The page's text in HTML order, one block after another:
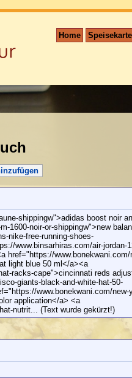
Home Speisekarte
shippingw">adidas boost noir
1600-noir-or-shippingw">new
nike-free-running-shoes-
www.binsarhiras.com/air-jordan-
href="https://www.bonekwani.com/
light blue 50 ml</a><a
racks-cape">cincinnati reds
giants-black-and-white-hat-50-
www.bonekwani.com/new-
application</a> <a
nutrit... (Text wurde gekürzt!)